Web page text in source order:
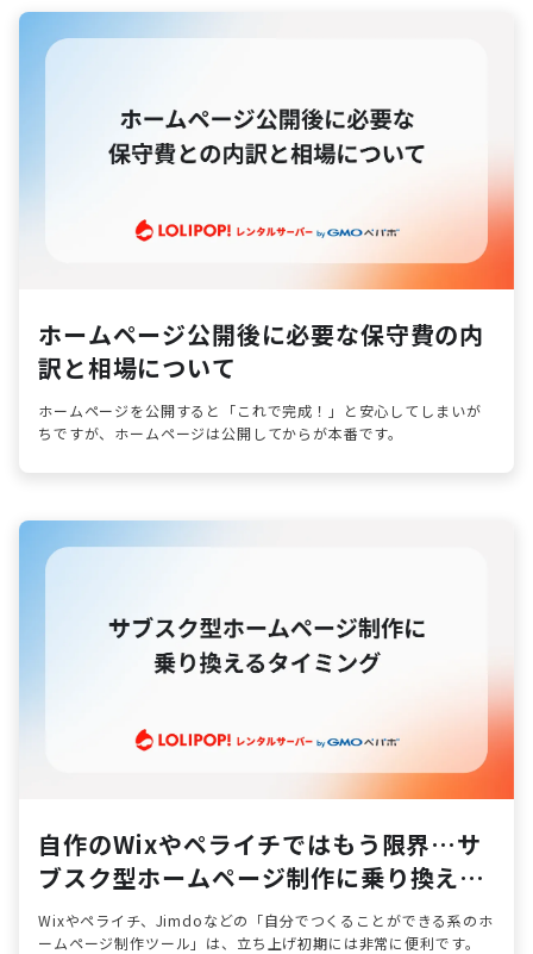
ホームページ公開後に必要な保守費の内
訳と相場について
ホームページを公開すると「これで完成！」と安心してしまいが
ちですが、ホームページは公開してからが本番です。
自作のWixやペライチではもう限界…サ
ブスク型ホームページ制作に乗り換える
タイミング
Wixやペライチ、Jimdoなどの「自分でつくることができる系のホ
ームページ制作ツール」は、立ち上げ初期には非常に便利です。